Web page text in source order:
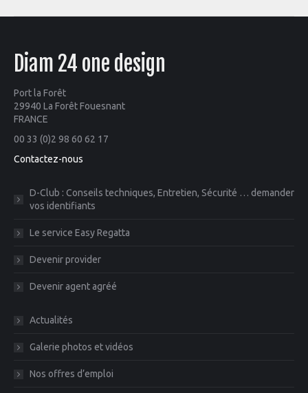
Diam 24 one design
Port la Forêt
29940 La Forêt Fouesnant
FRANCE
00 33 (0)2 98 60 62 17
Contactez-nous
D-Club : Conseils techniques, Entretien, Sécurité … demander
vos identifiants
Le service Easy Regatta
Devenir provider
Devenir agent agréé
Actualités
Galerie photos et vidéos
Nos offres d’emploi